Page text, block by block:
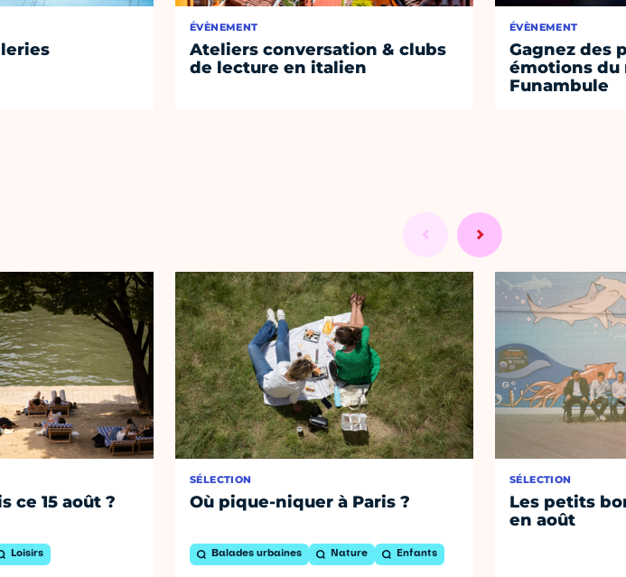
ÉVÈNEMENT
Ateliers conversation & clubs
de lecture en italien
ÉVÈNEMENT
Gagnez des
émotions du
Funambule
ce 15 août ?
Loisirs
SÉLECTION
Où pique-niquer à Paris ?
Balades urbaines Nature Enfants
SÉLECTION
Les petits
en août